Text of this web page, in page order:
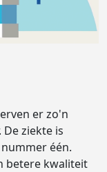
er zo'n
De ziekte is
één.
betere kwaliteit